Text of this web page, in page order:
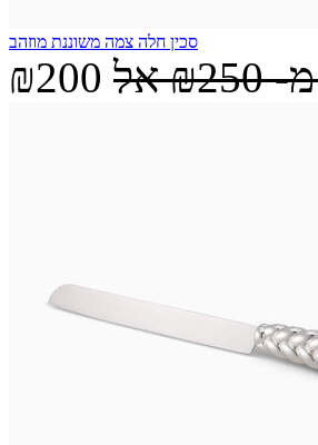
סכין חלה צמה משוננת מוזהב
₪200 מ-₪250 אל